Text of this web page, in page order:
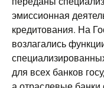
эмиссионная
кредитования. На
возлагались
для всех банков